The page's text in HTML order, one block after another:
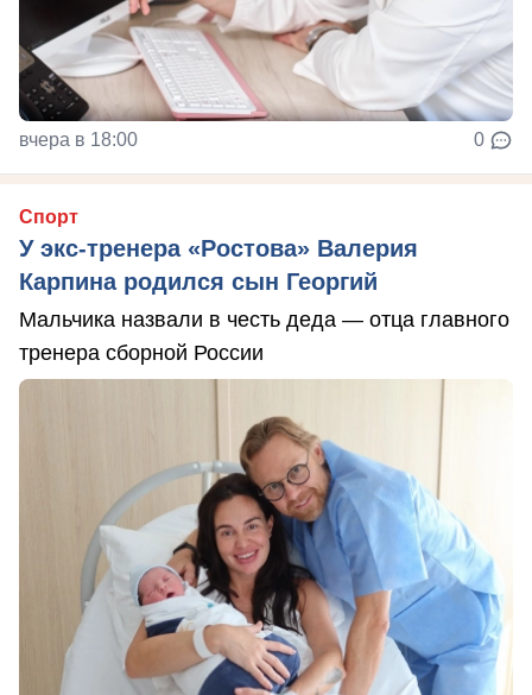
вчера в 18:00 0
Спорт
У экс-тренера «Ростова» Валерия
Карпина родился сын Георгий
Мальчика назвали в честь деда — отца главного
тренера сборной России